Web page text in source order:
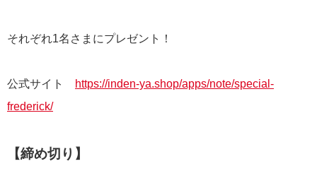
それぞれ1名さまにプレゼント！
公式サイト
https://inden-ya.shop/apps/note/special-
frederick/
【締め切り】